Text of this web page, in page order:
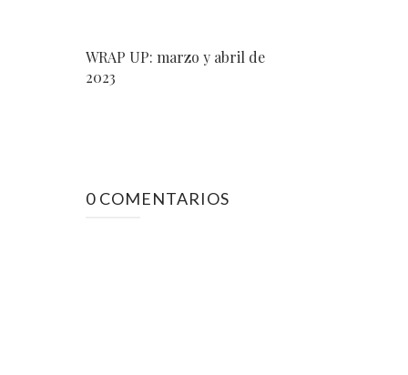
WRAP UP: marzo y abril de
2023
0 COMENTARIOS